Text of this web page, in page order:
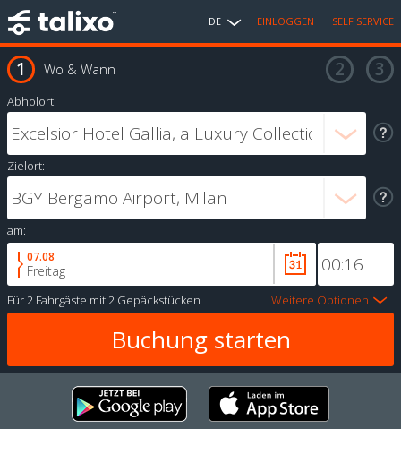
DE EINLOGGEN SELF SERVICE
Wo & Wann
Abholort:
Zielort:
am:
07.08
Freitag
Für2 Fahrgäste mit2 Gepäckstücken Weitere Optionen